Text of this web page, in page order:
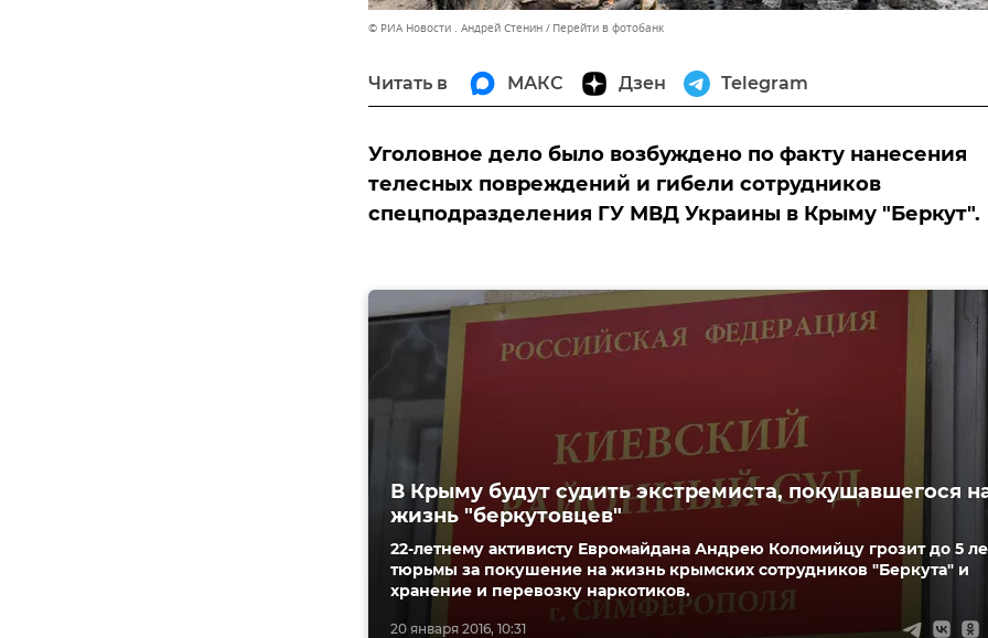
© РИА Новости . Андрей Стенин Перейти в фотобанк
Читать в МАКС Дзен Telegram
Уголовное дело было возбуждено по факту нанесения
телесных повреждений и гибели сотрудников
спецподразделения ГУ МВД Украины в Крыму "Беркут".
20 января 2016, 10:31
В Крыму будут судить экстремиста, покушавшегося
жизнь "беркутовцев"
22-летнему активисту Евромайдана Андрею Коломийцу грозит до 5
тюрьмы за покушение на жизнь крымских сотрудников "Беркута" и
хранение и перевозку наркотиков.